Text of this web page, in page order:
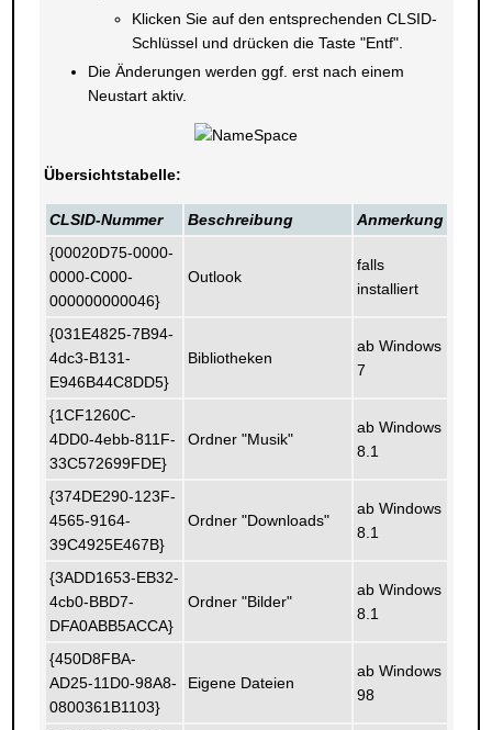
Klicken Sie auf den entsprechenden CLSID-
Schlüssel und drücken die Taste "Entf".
Die Änderungen werden ggf. erst nach einem
Neustart aktiv.
Übersichtstabelle:
CLSID-Nummer Beschreibung
Anmerkung
{00020D75-0000-
0000-C000-
000000000046}
Outlook
falls
installiert
{031E4825-7B94-
4dc3-B131-
E946B44C8DD5}
Bibliotheken
ab Windows
7
{1CF1260C-
4DD0-4ebb-811F-
33C572699FDE}
Ordner "Musik"
ab Windows
8.1
{374DE290-123F-
4565-9164-
39C4925E467B}
Ordner "Downloads"
ab Windows
8.1
{3ADD1653-EB32-
4cb0-BBD7-
DFA0ABB5ACCA}
Ordner "Bilder"
ab Windows
8.1
{450D8FBA-
AD25-11D0-98A8-
0800361B1103}
Eigene Dateien
ab Windows
98